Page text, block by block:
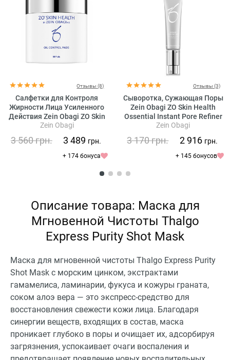
Отзывы (8)
Салфетки для Контроля
Жирности Лица Усиленного
Действия Zein Obagi ZO Skin
Health Oil Control Pads
Zein Obagi
3 560грн. 3 489 грн.
+ 174 бонуса
Отзывы (3)
Сыворотка, Сужающая Поры
Zein Obagi ZO Skin Health
Ossential Instant Pore Refiner
Zein Obagi
3 170грн. 2 916 грн.
+ 145 бонусов
Описание товара: Маска для
Мгновенной Чистоты Thalgo
Express Purity Shot Mask
Маска для мгновенной чистоты Thalgo Express Purity
Shot Mask с морским цинком, экстрактами
гамамелиса, ламинарии, фукуса и кожуры граната,
соком алоэ вера — это экспресс-средство для
восстановления свежести кожи лица. Благодаря
синергии веществ, входящих в состав, маска
проникает глубоко в поры и очищает их, адсорбируя
загрязнения, успокаивает очаги воспаления и